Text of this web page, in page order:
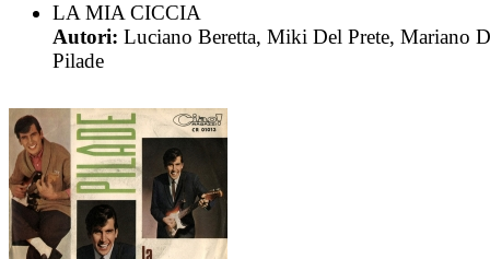
LA MIA CICCIA
Autori: Luciano Beretta, Miki Del Prete, Mariano
Pilade